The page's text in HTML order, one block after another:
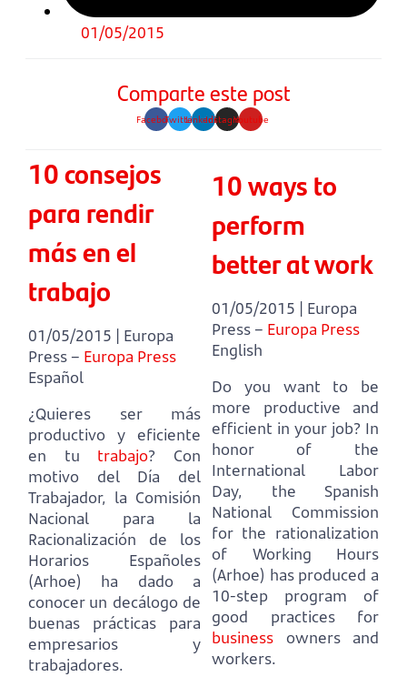
01/05/2015
Comparte este post
FacebookTwitterLinkedinInstagramYoutube
10 consejos
para rendir
más en el
trabajo
01/05/2015 | Europa
Press – Europa Press
Español
¿Quieres ser más
productivo y eficiente
en tu trabajo? Con
motivo del Día del
Trabajador, la Comisión
Nacional para la
Racionalización de los
Horarios Españoles
(Arhoe) ha dado a
conocer un decálogo de
buenas prácticas para
empresarios y
trabajadores.
10 ways to
perform
better at work
01/05/2015 | Europa
Press – Europa Press
English
Do you want to be
more productive and
efficient in your job? In
honor of the
International Labor
Day, the Spanish
National Commission
for the rationalization
of Working Hours
(Arhoe) has produced a
10-step program of
good practices for
business owners and
workers.